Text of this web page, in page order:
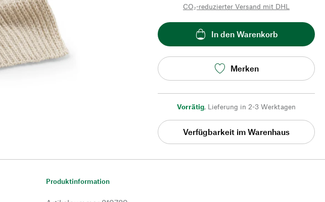
CO₂-reduzierter Versand mit DHL
In den Warenkorb
Merken
Vorrätig, Lieferung in 2-3 Werktagen
Verfügbarkeit im Warenhaus
Produktinformation